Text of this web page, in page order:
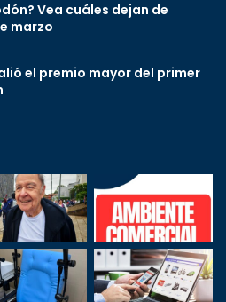
Vea cuáles dejan de
marzo
el premio mayor del primer